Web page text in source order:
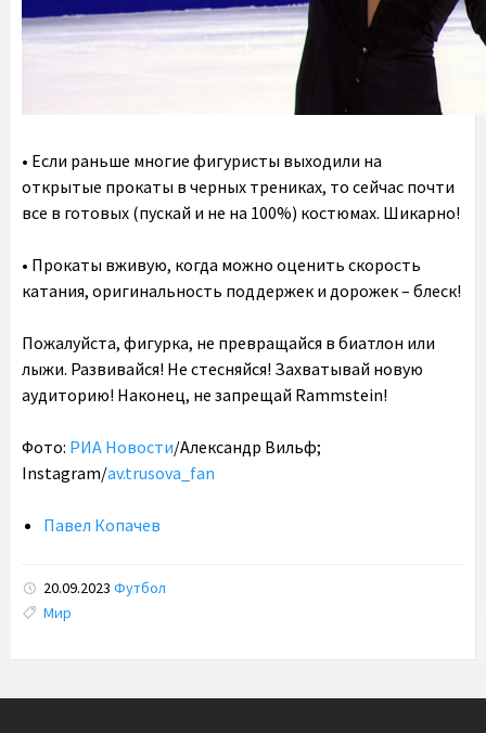
• Если раньше многие фигуристы выходили на
открытые прокаты в черных трениках, то сейчас почти
все в готовых (пускай и не на 100%) костюмах. Шикарно!
• Прокаты вживую, когда можно оценить скорость
катания, оригинальность поддержек и дорожек – блеск!
Пожалуйста, фигурка, не превращайся в биатлон или
лыжи. Развивайся! Не стесняйся! Захватывай новую
аудиторию! Наконец, не запрещай Rammstein!
Фото: РИА Новости/Александр Вильф;
Instagram/av.trusova_fan
Павел Копачев
20.09.2023 Футбол
Tags:
Мир